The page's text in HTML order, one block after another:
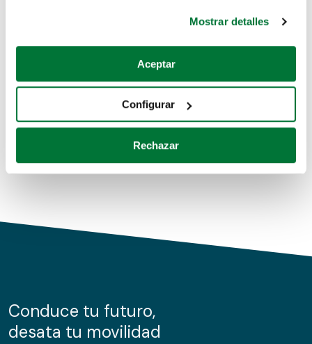
Si lo permite, también quisiéramos:
Recopilar información sobre su ubicación geográfica
Identificar su dispositivo analizándolo activamente
para buscar características específicas (huellas
Obtenga más información sobre cómo se procesan sus
de cookies.
información sobre el uso que haga del sitio web con
nuestros partners de redes sociales, publicidad y análisis
Mostrar detalles
Aceptar
Configurar
Rechazar
Coches de segunda mano
Coches de km0
Conduce tu futuro,
desata tu movilidad